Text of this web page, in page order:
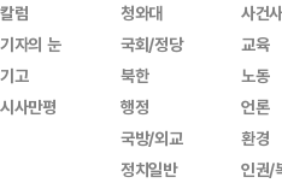
칼럼
기자의 눈
기고
시사만평
청와대
국회/정당
북한
행정
국방/외교
정치일반
사건
교육
노동
언론
환경
인권/